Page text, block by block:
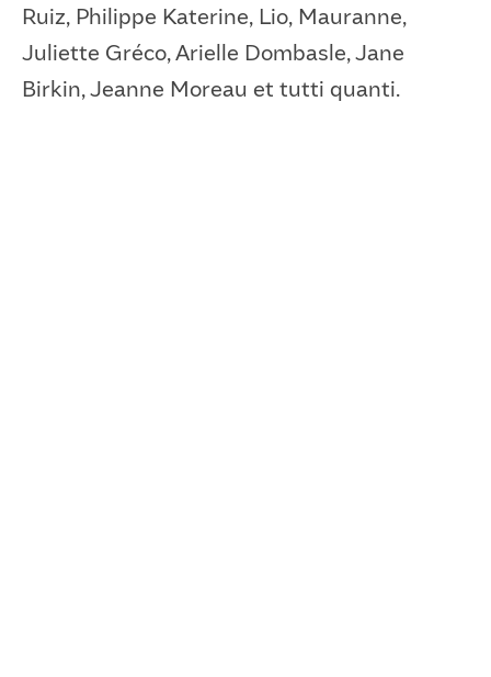
Ruiz, Philippe Katerine, Lio, Mauranne,
Juliette Gréco, Arielle Dombasle, Jane
Birkin, Jeanne Moreau et tutti quanti.